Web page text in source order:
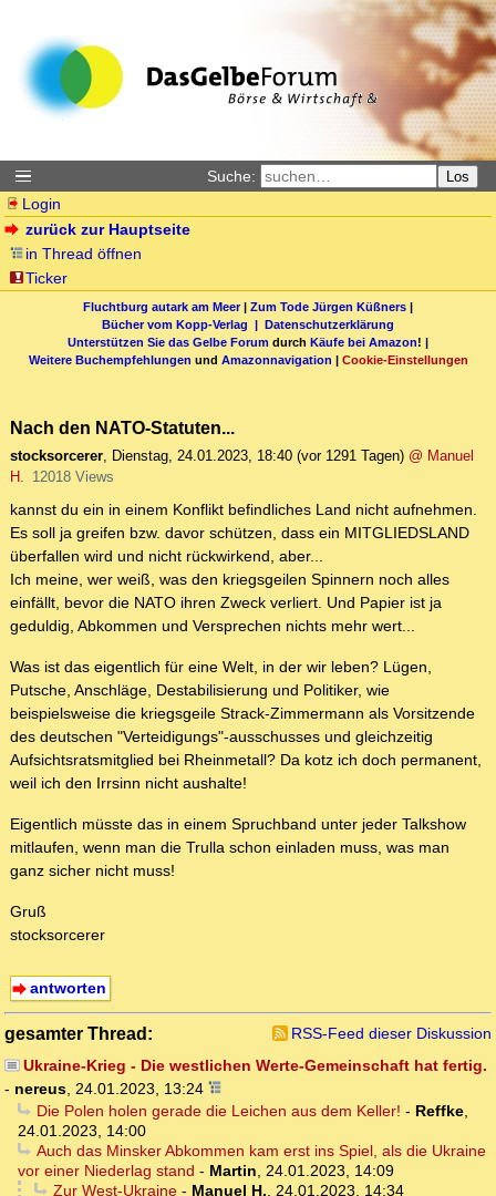
Suche: Los
Login
zurück zur Hauptseite
in Thread öffnen
Ticker
Fluchtburg autark am Meer| Zum Tode Jürgen Küßners |
Bücher vom Kopp-Verlag | Datenschutzerklärung
Unterstützen Sie das Gelbe Forum durch Käufe bei Amazon! |
Weitere Buchempfehlungen und Amazonnavigation | Cookie-Einstellungen
Nach den NATO-Statuten...
stocksorcerer, Dienstag, 24.01.2023, 18:40 (vor 1291 Tagen) @ Manuel
H. 12018 Views
kannst du ein in einem Konflikt befindliches Land nicht aufnehmen.
Es soll ja greifen bzw. davor schützen, dass ein MITGLIEDSLAND
überfallen wird und nicht rückwirkend, aber...
Ich meine, wer weiß, was den kriegsgeilen Spinnern noch alles
einfällt, bevor die NATO ihren Zweck verliert. Und Papier ist ja
geduldig, Abkommen und Versprechen nichts mehr wert...
Was ist das eigentlich für eine Welt, in der wir leben? Lügen,
Putsche, Anschläge, Destabilisierung und Politiker, wie
beispielsweise die kriegsgeile Strack-Zimmermann als Vorsitzende
des deutschen "Verteidigungs"-ausschusses und gleichzeitig
Aufsichtsratsmitglied bei Rheinmetall? Da kotz ich doch permanent,
weil ich den Irrsinn nicht aushalte!
Eigentlich müsste das in einem Spruchband unter jeder Talkshow
mitlaufen, wenn man die Trulla schon einladen muss, was man
ganz sicher nicht muss!
Gruß
stocksorcerer
antworten
gesamter Thread:
RSS-Feed dieser Diskussion
Ukraine-Krieg - Die westlichen Werte-Gemeinschaft hat fertig.
- nereus, 24.01.2023, 13:24
Die Polen holen gerade die Leichen aus dem Keller! - Reffke,
24.01.2023, 14:00
Auch das Minsker Abkommen kam erst ins Spiel, als die Ukraine
vor einer Niederlag stand - Martin, 24.01.2023, 14:09
Zur West-Ukraine- Manuel H., 24.01.2023, 14:34